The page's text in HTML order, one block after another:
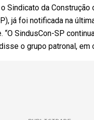
Sindicato da Construção
já foi notificada na
“O SindusCon-SP
o grupo patronal, em